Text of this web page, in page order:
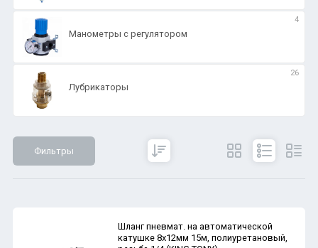
Манометры с регулятором
4
Лубрикаторы
26
Фильтры
Шланг пневмат. на автоматической
катушке 8х12мм 15м, полиуретановый,